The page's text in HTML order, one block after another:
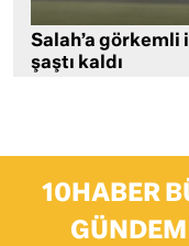
Salah’a görkemli
şaştı kaldı
10HABER